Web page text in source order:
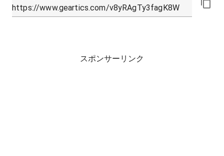
スポンサーリンク